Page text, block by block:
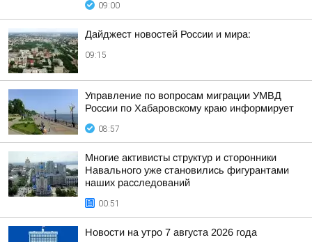
09:00
Дайджест новостей России и мира:
09:15
Управление по вопросам миграции УМВД
России по Хабаровскому краю информирует
08:57
Многие активисты структур и сторонники
Навального уже становились фигурантами
наших расследований
00:51
Новости на утро 7 августа 2026 года